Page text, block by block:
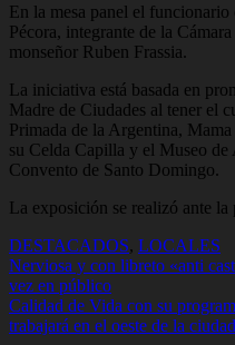
En la mesa panel el
Pécora, integrante de la
monseñor Ruben Frassia.
La iniciativa está basada en
Madre de Ciudades al tener el
Primada de la Argentina,
su Celda Capilla y el Museo de
Convento de Santo Domingo.
La exposición se realizó ante la
DESTACADOS, LOCALES
Navegación
de
entradas
Nerviosa y con libreto «anti
vez en público
Calidad de Vida con su
trabajará en el oeste de la ciudad